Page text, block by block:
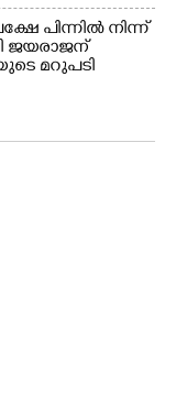
പിന്നിൽ നിന്ന്
ജയരാജന്
മറുപടി